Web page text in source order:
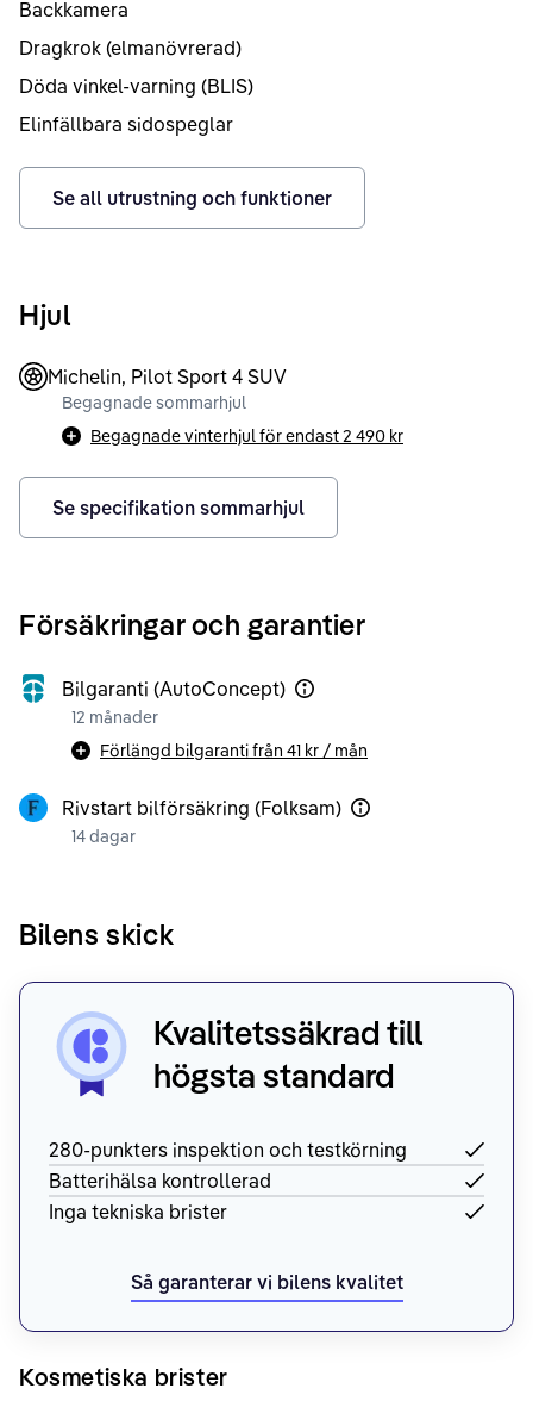
Backkamera
Dragkrok (elmanövrerad)
Döda vinkel-varning (BLIS)
Elinfällbara sidospeglar
Se all utrustning och funktioner
Hjul
Michelin, Pilot Sport 4 SUV
Begagnade sommarhjul
Begagnade vinterhjul för endast2 490 kr
Se specifikation sommarhjul
Försäkringar och garantier
Bilgaranti (AutoConcept)
12 månader
Förlängd bilgaranti från 41 kr / mån
Rivstart bilförsäkring (Folksam)
14 dagar
Bilens skick
Kvalitetssäkrad till
högsta standard
280-punkters inspektion och testkörning
Batterihälsa kontrollerad
Inga tekniska brister
Så garanterar vi bilens kvalitet
Kosmetiska brister